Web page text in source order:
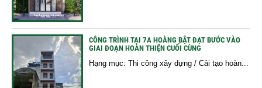
CÔNG TRÌNH TẠI 7A HOÀNG BẬT ĐẠT BƯỚC VÀO
GIAI ĐOẠN HOÀN THIỆN CUỐI CÙNG
Hạng mục: Thi công xây dựng / Cải tạo hoàn...